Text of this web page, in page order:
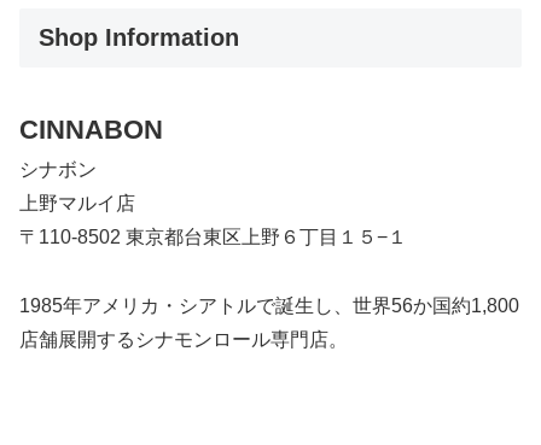
Shop Information
CINNABON
シナボン
上野マルイ店
〒110-8502 東京都台東区上野６丁目１５−１
1985年アメリカ・シアトルで誕生し、世界56か国約1,800
店舗展開するシナモンロール専門店。